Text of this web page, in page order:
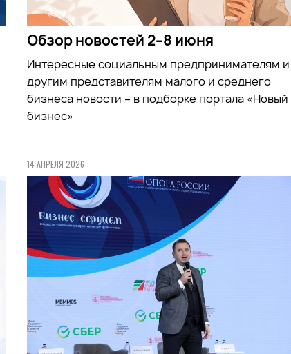
Обзор новостей 2–8 июня
Интересные социальным предпринимателям и
другим представителям малого и среднего
бизнеса новости – в подборке портала «Новый
бизнес»
14 АПРЕЛЯ 2026